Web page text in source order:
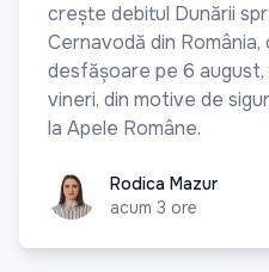
crește debitul Dunării
Cernavodă din România,
desfășoare pe 6
vineri, din motive de
la Apele Române.
Rodica MazurRodica Mazur
acum 3 ore